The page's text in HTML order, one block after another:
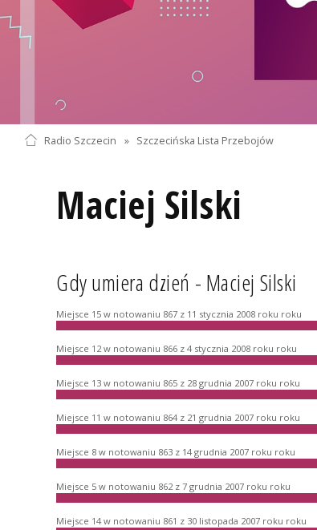
Radio Szczecin » Szczecińska Lista Przebojów
Maciej Silski
Gdy umiera dzień - Maciej Silski
Miejsce 15 w notowaniu 867 z 11 stycznia 2008 roku roku
Miejsce 12 w notowaniu 866 z 4 stycznia 2008 roku roku
Miejsce 13 w notowaniu 865 z 28 grudnia 2007 roku roku
Miejsce 11 w notowaniu 864 z 21 grudnia 2007 roku roku
Miejsce 8 w notowaniu 863 z 14 grudnia 2007 roku roku
Miejsce 5 w notowaniu 862 z 7 grudnia 2007 roku roku
Miejsce 14 w notowaniu 861 z 30 listopada 2007 roku roku